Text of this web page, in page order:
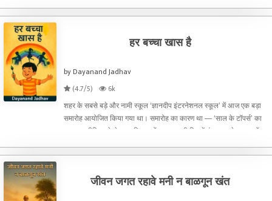
हर बच्चा खास है
by Dayanand Jadhav
(4.7/5)
6k
शहर के सबसे बड़े और नामी स्कूल ‘ज्ञानदीप इंटरनेशनल स्कूल’ में आज एक बड़ा
समारोह आयोजित किया गया था। समारोह का कारण था — ‘साल के टॉपर्स’ का
सम्मान। मीडिया से लेकर अभिभावकों तक, सबकी निगाहें मंच पर सजे उन बच्चों पर
जीवन जगत रहावे मनी न बाळगून खंत